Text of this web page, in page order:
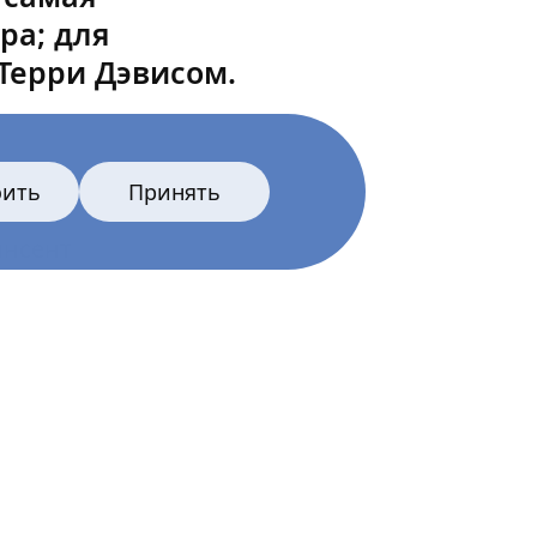
для
Дэвисом.
Принять